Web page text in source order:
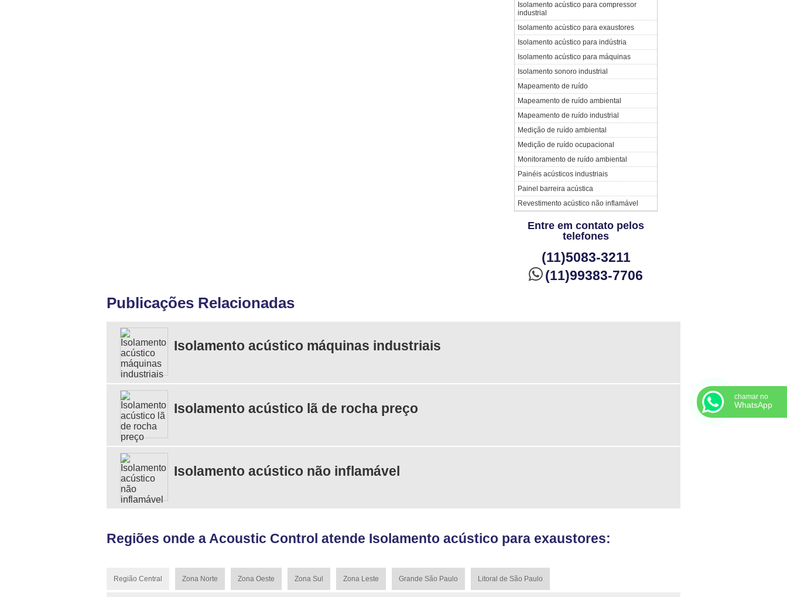
Isolamento acústico para compressor
industrial
Isolamento acústico para exaustores
Isolamento acústico para indústria
Isolamento acústico para máquinas
Isolamento sonoro industrial
Mapeamento de ruído
Mapeamento de ruído ambiental
Mapeamento de ruído industrial
Medição de ruído ambiental
Medição de ruído ocupacional
Monitoramento de ruído ambiental
Painéis acústicos industriais
Painel barreira acústica
Revestimento acústico não inflamável
Entre em contato pelos
telefones
(11)5083-3211
(11)99383-7706
Publicações Relacionadas
Isolamento acústico máquinas industriais
Isolamento acústico lã de rocha preço
Isolamento acústico não inflamável
Regiões onde a Acoustic Control atende Isolamento acústico para exaustores:
Região Central Zona Norte Zona Oeste Zona Sul Zona Leste Grande São Paulo Litoral de São Paulo
chamar no
WhatsApp